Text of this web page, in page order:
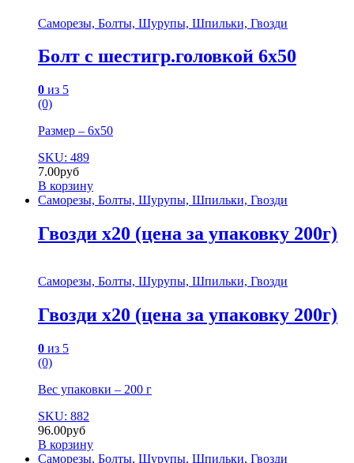
Саморезы, Болты, Шурупы, Шпильки, Гвозди
Болт с шестигр.головкой 6х50
0 из 5
(0)
Размер – 6х50
SKU: 489
7.00руб
В корзину
Саморезы, Болты, Шурупы, Шпильки, Гвозди
Гвозди х20 (цена за упаковку 200г)
Саморезы, Болты, Шурупы, Шпильки, Гвозди
Гвозди х20 (цена за упаковку 200г)
0 из 5
(0)
Вес упаковки – 200 г
SKU: 882
96.00руб
В корзину
Саморезы, Болты, Шурупы, Шпильки, Гвозди